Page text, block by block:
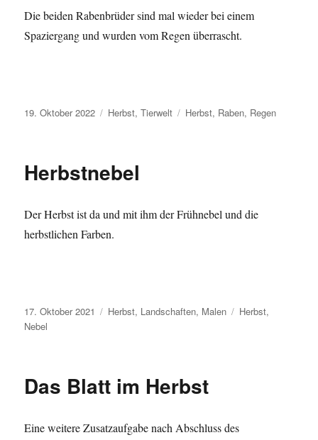
Die beiden Rabenbrüder sind mal wieder bei einem
Spaziergang und wurden vom Regen überrascht.
Veröffentlicht
19. Oktober 2022 Kategorien
Herbst,Tierwelt Schlagwörter
Herbst, Raben, Regen
Herbstnebel
Der Herbst ist da und mit ihm der Frühnebel und die
herbstlichen Farben.
Veröffentlicht
am
17. Oktober 2021 Kategorien
Herbst, Landschaften, Malen Schlagwörter
Herbst,
Nebel
Das Blatt im Herbst
Eine weitere Zusatzaufgabe nach Abschluss des